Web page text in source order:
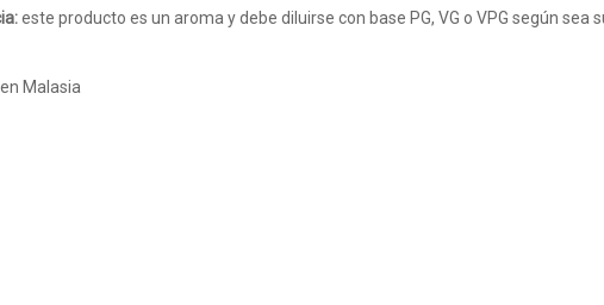
este producto es un aroma y debe diluirse con base PG, VG o VPG según sea
Malasia